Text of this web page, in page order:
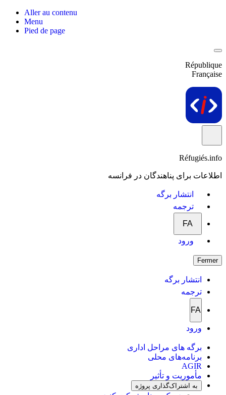
Aller au contenu
Menu
Pied de page
République
Française
Réfugiés.info
اطلاعات برای پناهندگان در فرانسه
انتشار برگه
ترجمه
FA
ورود
Fermer
انتشار برگه
ترجمه
FA
ورود
برگه های مراحل اداری
برنامه‌های محلی
AGIR
مأموریت و تأثیر
به اشتراک‌گذاری پروژه